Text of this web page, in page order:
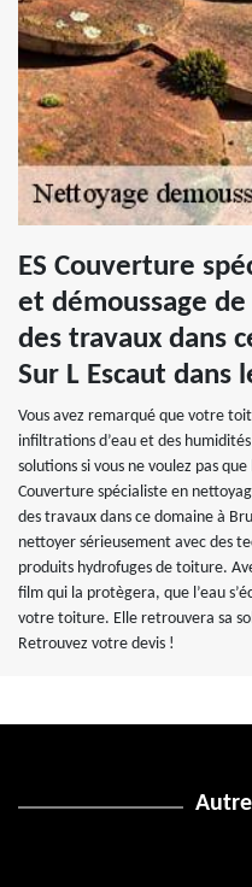
ES Couverture
et démoussage
des travaux dans
Sur L Escaut dans
Vous avez remarqué que votre
infiltrations d’eau et des
solutions si vous ne voulez pas
Couverture spécialiste en
des travaux dans ce domaine à
nettoyer sérieusement avec des
produits hydrofuges de toiture.
film qui la protègera, que l’eau
votre toiture. Elle retrouvera sa
Retrouvez votre devis !